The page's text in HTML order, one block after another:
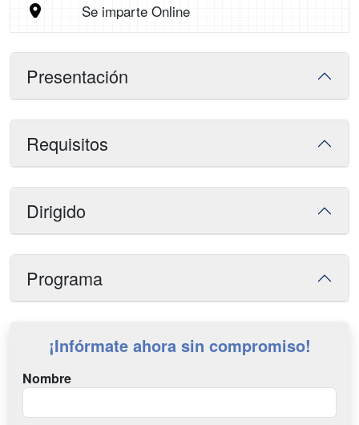
Se imparte Online
Presentación
Requisitos
Dirigido
Programa
¡Infórmate ahora sin compromiso!
Nombre